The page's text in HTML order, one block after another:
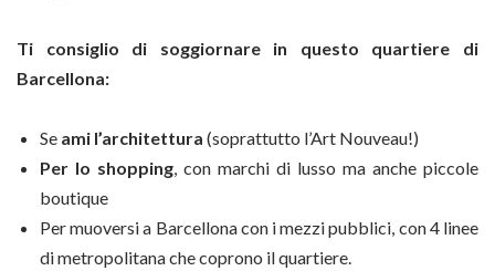
Ti consiglio di soggiornare in questo quartiere di
Barcellona:
Se ami l’architettura (soprattutto l’Art Nouveau!)
Per lo shopping, con marchi di lusso ma anche piccole
boutique
Per muoversi a Barcellona con i mezzi pubblici, con 4 linee
di metropolitana che coprono il quartiere.